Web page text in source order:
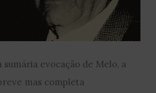
evocação de Melo, a
mas completa